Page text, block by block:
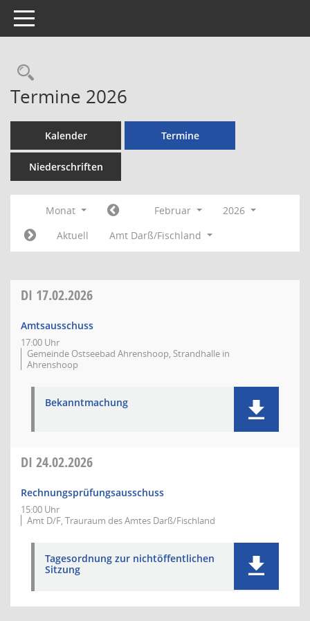
Toggle navigation
Rechercheauswahl
Termine 2026
Kalender Termine
Niederschriften
Monat Februar
2026
Aktuell
Amt Darß/Fischland
DI 17.02.2026
Amtsausschuss
17:00 Uhr
Gemeinde Ostseebad Ahrenshoop, Strandhalle in
Ahrenshoop
Bekanntmachung
DI 24.02.2026
Rechnungsprüfungsausschuss
15:00 Uhr
Amt D/F, Trauraum des Amtes Darß/Fischland
Tagesordnung zur nichtöffentlichen
Sitzung